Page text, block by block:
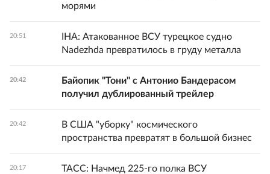
морями
20:51
IHA: Атакованное ВСУ турецкое судно
Nadezhda превратилось в груду металла
20:42
Байопик "Тони" с Антонио Бандерасом
получил дублированный трейлер
20:42
В США "уборку" космического
пространства превратят в большой бизнес
20:17
ТАСС: Начмед 225-го полка ВСУ